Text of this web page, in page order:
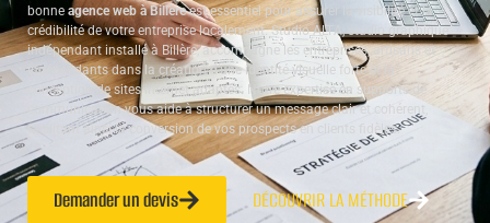
bonne agence web à Billèreest essentiel pour assurer la visibilité et la
crédibilité de votre entreprise localement. Studio ALTA, studio graphique
indépendant installé à Billère, accompagne les entreprises, artisans et
indépendants dans la création d’une identité visuelle forte et la
conception de sites internet adaptés. Notre expertise en supports de
communication vous aide à structurer un message clair et cohérent,
facilitant ainsi la conversion de vos prospects en clients fidèles.
Demander un devis DÉCOUVRIR LA MÉTHODE